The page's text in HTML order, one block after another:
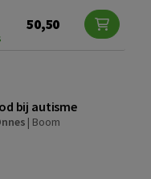
50,50
bij autisme
| Boom